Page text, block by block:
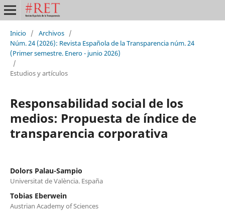
Inicio / Archivos /
Núm. 24 (2026): Revista Española de la Transparencia núm. 24
(Primer semestre. Enero - junio 2026)
/
Estudios y artículos
Responsabilidad social de los
medios: Propuesta de índice de
transparencia corporativa
Dolors Palau-Sampio
Universitat de València. España
Tobias Eberwein
Austrian Academy of Sciences